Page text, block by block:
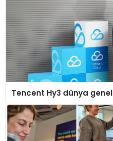
Tencent Hy3 dünya